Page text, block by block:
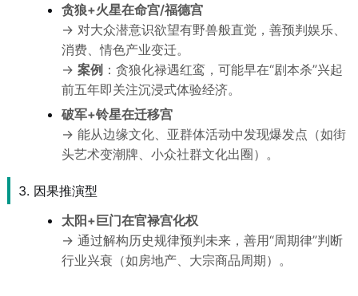
贪狼+火星在命宫/福德宫
→ 对大众潜意识欲望有野兽般直觉，善预判娱乐、
消费、情色产业变迁。
→ 案例 ：贪狼化禄遇红鸾，可能早在“剧本杀”兴起
前五年即关注沉浸式体验经济。
破军+铃星在迁移宫
→ 能从边缘文化、亚群体活动中发现爆发点（如街
头艺术变潮牌、小众社群文化出圈）。
3. 因果推演型
太阳+巨门在官禄宫化权
→ 通过解构历史规律预判未来，善用“周期律”判断
行业兴衰（如房地产、大宗商品周期）。